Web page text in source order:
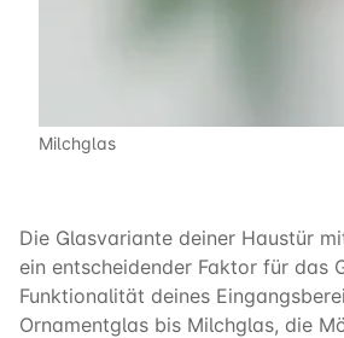
Milchglas
Die Glasvariante deiner Haustür
ein entscheidender Faktor für das
Funktionalität deines
Ornamentglas bis Milchglas, die